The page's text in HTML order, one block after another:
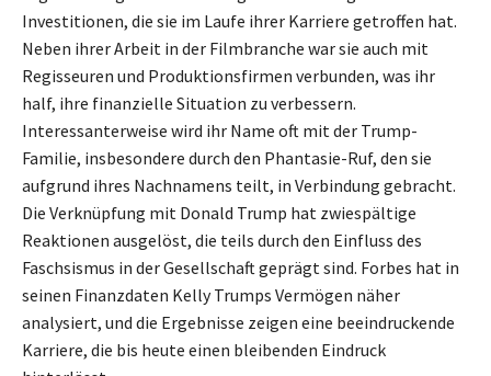
Investitionen, die sie im Laufe ihrer Karriere getroffen hat.
Neben ihrer Arbeit in der Filmbranche war sie auch mit
Regisseuren und Produktionsfirmen verbunden, was ihr
half, ihre finanzielle Situation zu verbessern.
Interessanterweise wird ihr Name oft mit der Trump-
Familie, insbesondere durch den Phantasie-Ruf, den sie
aufgrund ihres Nachnamens teilt, in Verbindung gebracht.
Die Verknüpfung mit Donald Trump hat zwiespältige
Reaktionen ausgelöst, die teils durch den Einfluss des
Faschsismus in der Gesellschaft geprägt sind. Forbes hat in
seinen Finanzdaten Kelly Trumps Vermögen näher
analysiert, und die Ergebnisse zeigen eine beeindruckende
Karriere, die bis heute einen bleibenden Eindruck